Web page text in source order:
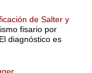
de Salter y
fisario por
diagnóstico es
.